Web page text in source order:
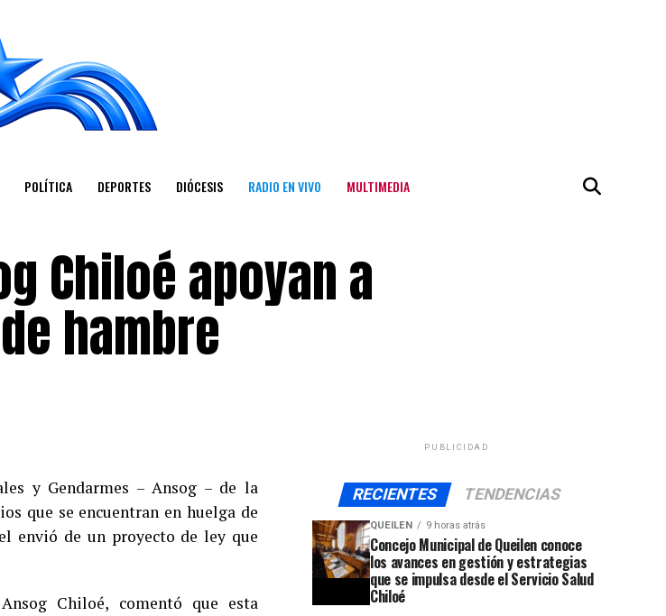
POLÍTICA DEPORTES DIÓCESIS RADIO EN VIVO MULTIMEDIA
Chiloé apoyan a
hambre
y Gendarmes – Ansog – de la
que se encuentran en huelga de
envió de un proyecto de ley que
Chiloé, comentó que esta
PUBLICIDAD
RECIENTES TENDENCIAS
QUEILEN 9 horas atrás
Concejo Municipal de Queilen conoce
los avances en gestión y estrategias
que se impulsa desde el Servicio Salud
Chiloé